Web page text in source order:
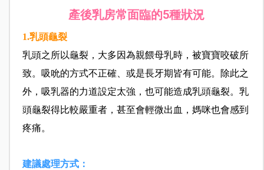
產後乳房常面臨的5種狀況
1.乳頭龜裂
乳頭之所以龜裂，大多因為親餵母乳時，被寶寶咬破所
致。吸吮的方式不正確、或是長牙期皆有可能。除此之
外，吸乳器的力道設定太強，也可能造成乳頭龜裂。乳
頭龜裂得比較嚴重者，甚至會輕微出血，媽咪也會感到
疼痛。
建議處理方式：